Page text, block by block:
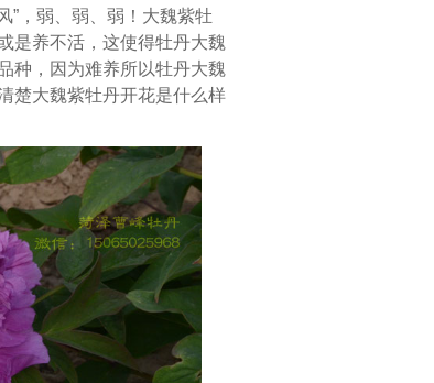
”，弱、弱、弱！大魏紫牡
是养不活，这使得牡丹大魏
种，因为难养所以牡丹大魏
楚大魏紫牡丹开花是什么样